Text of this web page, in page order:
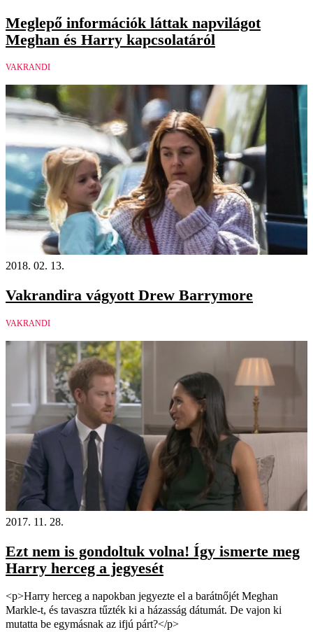
Meglepő információk láttak napvilágot
Meghan és Harry kapcsolatáról
VAKRANDI
2018. 02. 13.
Vakrandira vágyott Drew Barrymore
VAKRANDI
2017. 11. 28.
Ezt nem is gondoltuk volna! Így ismerte meg
Harry herceg a jegyesét
<p>Harry herceg a napokban jegyezte el a barátnőjét Meghan
Markle-t, és tavaszra tűzték ki a házasság dátumát. De vajon ki
mutatta be egymásnak az ifjú párt?</p>